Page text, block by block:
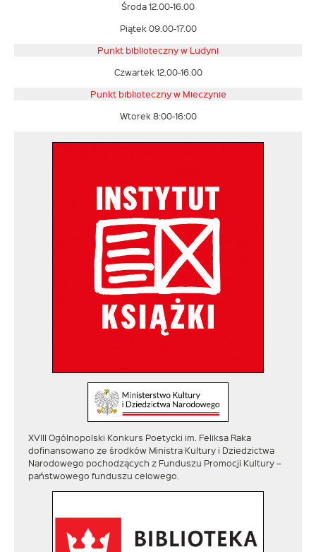
Środa 12.00-16.00
Piątek 09.00-17.00
Punkt biblioteczny w Ludyni
Czwartek 12.00-16.00
Punkt biblioteczny w Mieczynie
Wtorek 8:00-16:00
XVIII Ogólnopolski Konkurs Poetycki im. Feliksa Raka
dofinansowano ze środków Ministra Kultury i Dziedzictwa
Narodowego pochodzących z Funduszu Promocji Kultury –
państwowego funduszu celowego.